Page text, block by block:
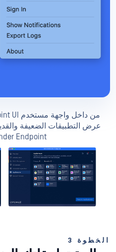
عرض التطبيقات الضعيفة
Endpoint .
الخطوة 3